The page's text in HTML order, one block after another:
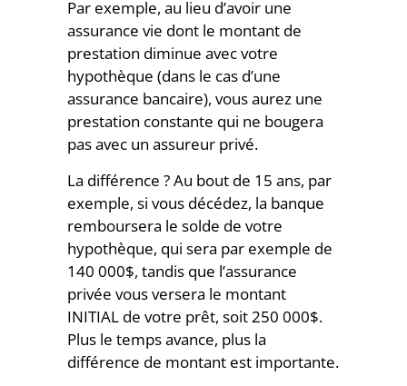
Par exemple, au lieu d’avoir une
assurance vie dont le montant de
prestation diminue avec votre
hypothèque (dans le cas d’une
assurance bancaire), vous aurez une
prestation constante qui ne bougera
pas avec un assureur privé.
La différence ? Au bout de 15 ans, par
exemple, si vous décédez, la banque
remboursera le solde de votre
hypothèque, qui sera par exemple de
140 000$, tandis que l’assurance
privée vous versera le montant
INITIAL de votre prêt, soit 250 000$.
Plus le temps avance, plus la
différence de montant est importante.